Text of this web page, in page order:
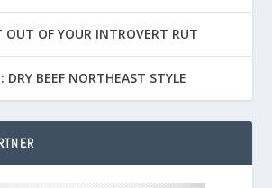
OUT OF YOUR INTROVERT RUT
DRY BEEF NORTHEAST STYLE